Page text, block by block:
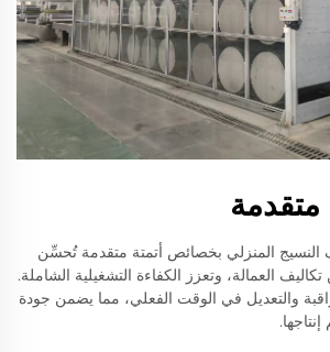
متقدمة
النسيج المنزلي بخصائص أتمتة متقدمة تُحسِّن
العمالة، وتعزز الكفاءة التشغيلية الشاملة.
والتعديل في الوقت الفعلي، مما يضمن جودة